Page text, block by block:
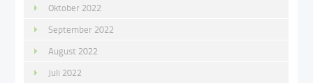
Oktober 2022
September 2022
August 2022
Juli 2022